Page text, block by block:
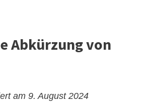
Abkürzung von
am 9. August 2024